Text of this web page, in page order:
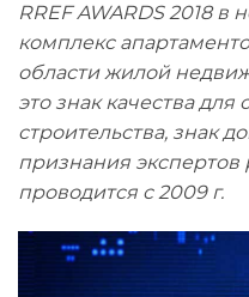
RREF AWARDS 2018
комплекс
области жилой
это знак качества
строительства, знак
признания
проводится с 2009 г.